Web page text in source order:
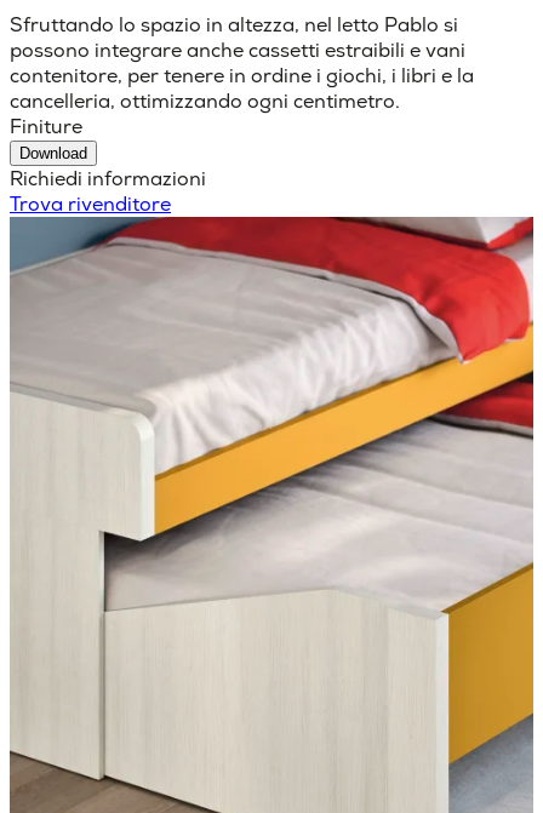
Sfruttando lo spazio in altezza, nel letto Pablo si
possono integrare anche cassetti estraibili e vani
contenitore, per tenere in ordine i giochi, i libri e la
cancelleria, ottimizzando ogni centimetro.
Finiture
Download
Richiedi informazioni
Trova rivenditore